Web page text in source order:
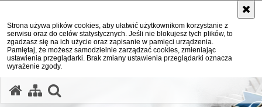
Strona używa plików cookies, aby ułatwić użytkownikom korzystanie z
serwisu oraz do celów statystycznych. Jeśli nie blokujesz tych plików, to
zgadzasz się na ich użycie oraz zapisanie w pamięci urządzenia.
Pamiętaj, że możesz samodzielnie zarządzać cookies, zmieniając
ustawienia przeglądarki. Brak zmiany ustawienia przeglądarki oznacza
wyrażenie zgody.